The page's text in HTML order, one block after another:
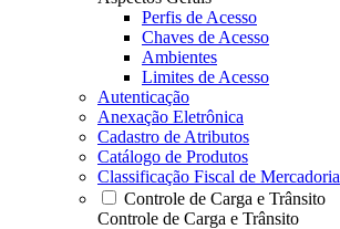
Perfis de Acesso
Chaves de Acesso
Ambientes
Limites de Acesso
Autenticação
Anexação Eletrônica
Cadastro de Atributos
Catálogo de Produtos
Classificação Fiscal de Mercadoria
Controle de Carga e Trânsito
Controle de Carga e Trânsito